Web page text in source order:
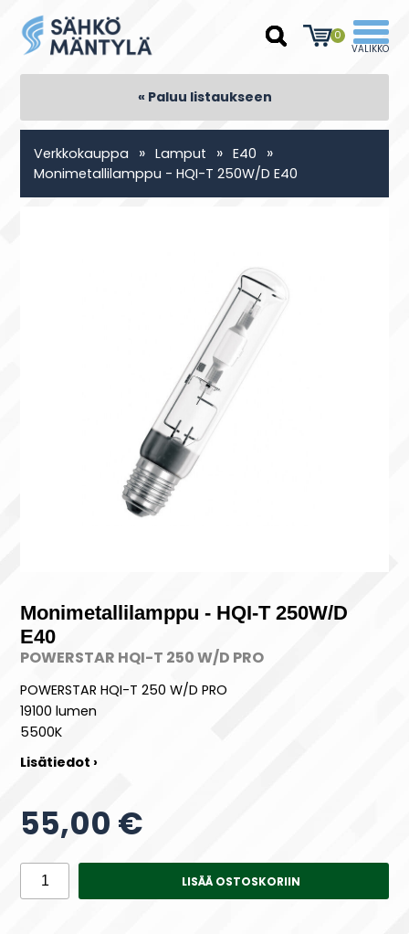
0
« Paluu listaukseen
Verkkokauppa » Lamput » E40 »
Monimetallilamppu - HQI-T 250W/D E40
Monimetallilamppu - HQI-T 250W/D
E40
POWERSTAR HQI-T 250 W/D PRO
POWERSTAR HQI-T 250 W/D PRO
19100 lumen
5500K
Lisätiedot ›
55,00 €
LISÄÄ OSTOSKORIIN